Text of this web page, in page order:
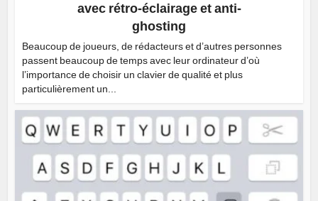
avec rétro-éclairage et anti-
ghosting
Beaucoup de joueurs, de rédacteurs et d’autres personnes
passent beaucoup de temps avec leur ordinateur d’où
l’importance de choisir un clavier de qualité et plus
particulièrement un...